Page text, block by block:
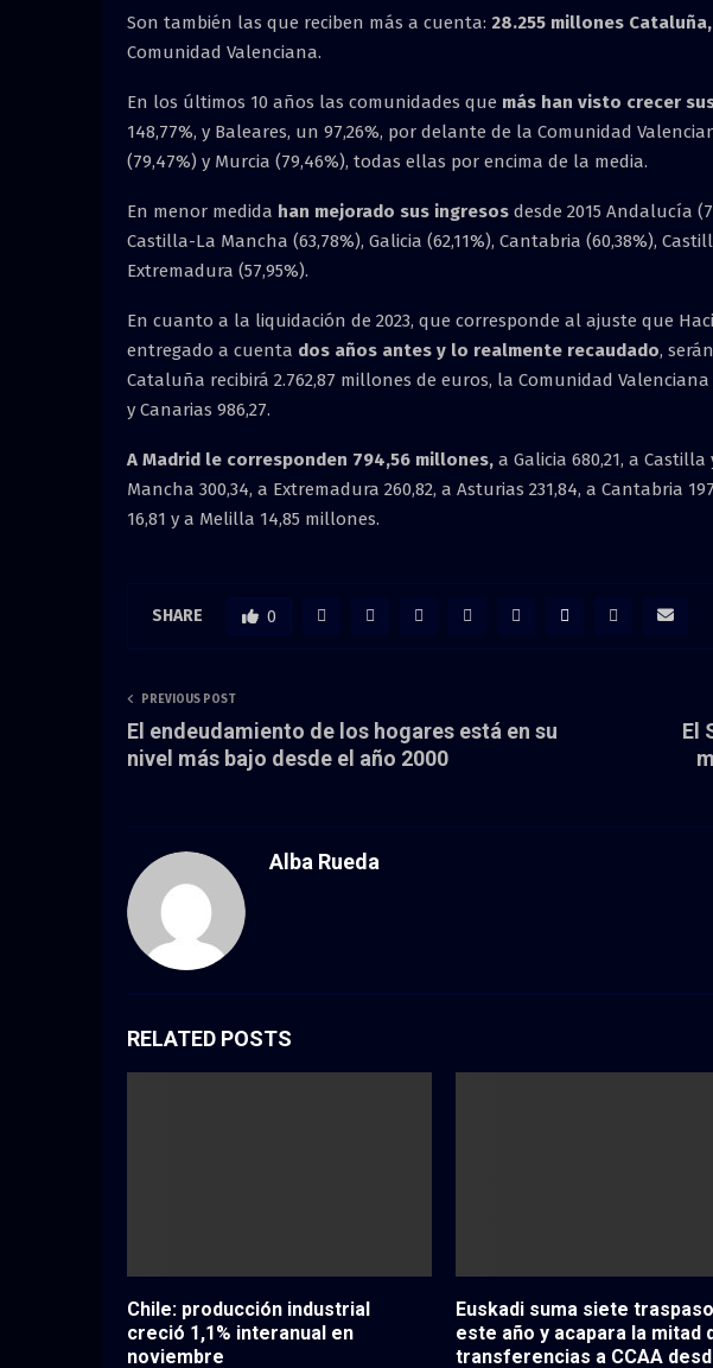
Son también las que reciben más a cuenta: 28.255 millones Cataluña,
Comunidad Valenciana.
En los últimos 10 años las comunidades que más han visto crecer
148,77%, y Baleares, un 97,26%, por delante de la Comunidad
(79,47%) y Murcia (79,46%), todas ellas por encima de la media.
En menor medida han mejorado sus ingresos desde 2015 Andalucía
Castilla-La Mancha (63,78%), Galicia (62,11%), Cantabria (60,38%),
Extremadura (57,95%).
En cuanto a la liquidación de 2023, que corresponde al ajuste que
entregado a cuenta dos años antes y lo realmente recaudado,
Cataluña recibirá 2.762,87 millones de euros, la Comunidad Valenciana
y Canarias 986,27.
A Madrid le corresponden 794,56 millones, a Galicia 680,21, a
Mancha 300,34, a Extremadura 260,82, a Asturias 231,84, a Cantabria
16,81 y a Melilla 14,85 millones.
SHARE 0
PREVIOUS POST
El endeudamiento de los hogares está en su
nivel más bajo desde el año 2000
El
Alba Rueda
RELATED POSTS
Chile: producción industrial
creció 1,1% interanual en
noviembre
Euskadi suma siete
este año y acapara la mitad
transferencias a CCAA